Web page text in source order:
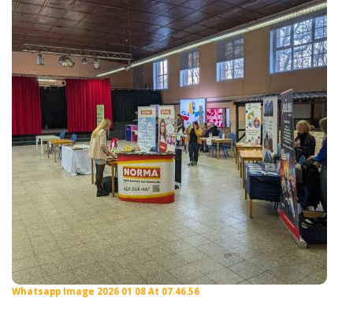
Whatsapp Image 2026 01 08 At 07.46.56